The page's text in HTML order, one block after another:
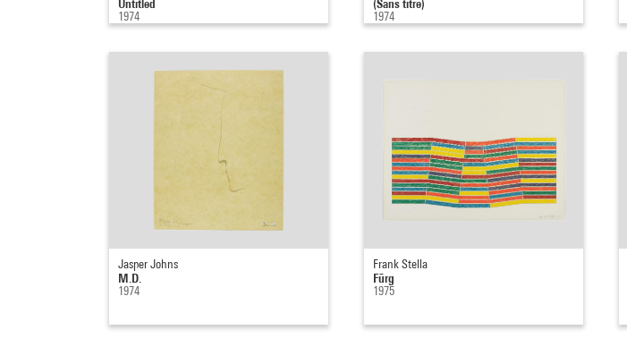
Untitled
1974
(Sans titre)
1974
Jasper Johns
M.D.
1974
Frank Stella
Fūrg
1975